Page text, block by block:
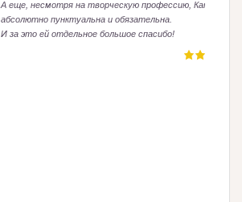
А еще, несмотря на творческую профессию, Катя
абсолютно пунктуальна и обязательна.
И за это ей отдельное большое спасибо!